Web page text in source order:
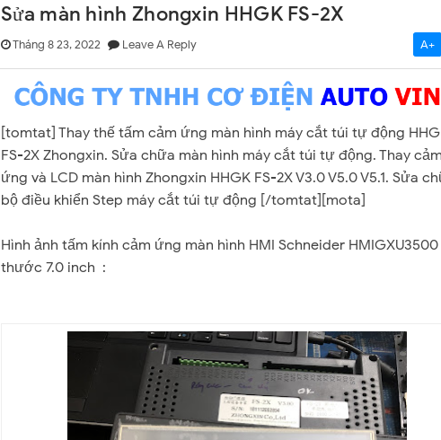
Sửa màn hình Zhongxin HHGK FS-2X
Tháng 8 23, 2022 Leave A Reply A+
[tomtat] Thay thế tấm cảm ứng màn hình máy cắt túi tự động
FS-2X Zhongxin. Sửa chữa màn hình máy cắt túi tự động. Thay
ứng và LCD màn hình Zhongxin HHGK FS-2X V3.0 V5.0 V5.1. Sửa
bộ điều khiển Step máy cắt túi tự động [/tomtat][mota]
Hình ảnh tấm kính cảm ứng màn hình HMI Schneider
thước 7.0 inch :